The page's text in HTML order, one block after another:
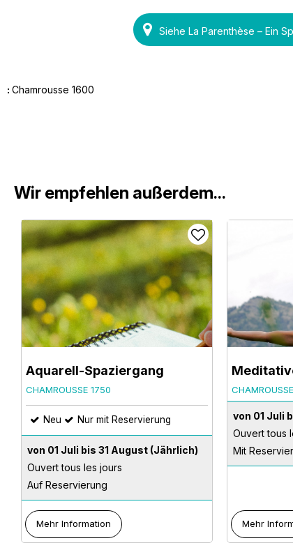
Siehe La Parenthèse – Ein
: Chamrousse 1600
Wir empfehlen außerdem...
Aquarell-Spaziergang
CHAMROUSSE 1750
Neu Nur mit Reservierung
von 01 Juli bis 31 August (Jährlich)
Ouvert tous les jours
Auf Reservierung
Mehr Information
von 01 Juli
Ouvert tous
Mit
Mehr